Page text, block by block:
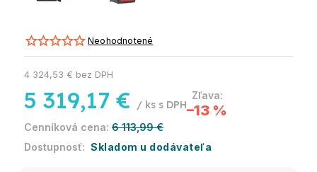
Neohodnotené
6 113,99 €
–13 %
5 319,17 € / ks
4 324,53 € bez DPH
Skladom u dodávateľa